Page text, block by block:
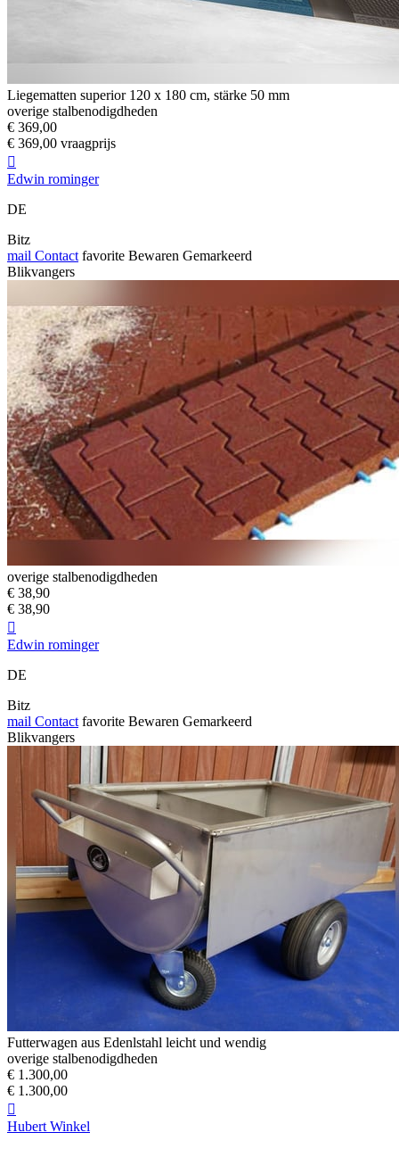
Liegematten superior 120 x 180 cm, stärke 50 mm
overige stalbenodigdheden
€ 369,00
€ 369,00 vraagprijs

Edwin rominger
DE
Bitz
mail Contact favorite Bewaren Gemarkeerd
Blikvangers
overige stalbenodigdheden
€ 38,90
€ 38,90

Edwin rominger
DE
Bitz
mail Contact favorite Bewaren Gemarkeerd
Blikvangers
Futterwagen aus Edenlstahl leicht und wendig
overige stalbenodigdheden
€ 1.300,00
€ 1.300,00

Hubert Winkel